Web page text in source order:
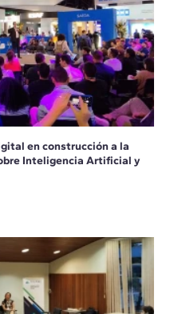
en construcción a la
Inteligencia Artificial y